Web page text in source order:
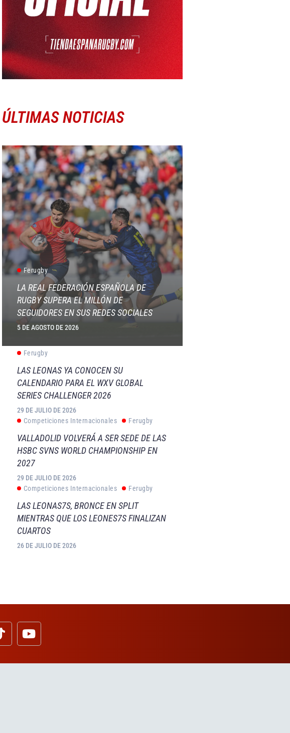
ÚLTIMAS NOTICIAS
Ferugby
LA REAL FEDERACIÓN ESPAÑOLA DE
RUGBY SUPERA EL MILLÓN DE
SEGUIDORES EN SUS REDES SOCIALES
5 DE AGOSTO DE 2026
Ferugby
LAS LEONAS YA CONOCEN SU
CALENDARIO PARA EL WXV GLOBAL
SERIES CHALLENGER 2026
29 DE JULIO DE 2026
Competiciones Internacionales
Ferugby
VALLADOLID VOLVERÁ A SER SEDE DE LAS
HSBC SVNS WORLD CHAMPIONSHIP EN
2027
29 DE JULIO DE 2026
Competiciones Internacionales
Ferugby
LAS LEONAS7S, BRONCE EN SPLIT
MIENTRAS QUE LOS LEONES7S FINALIZAN
CUARTOS
26 DE JULIO DE 2026